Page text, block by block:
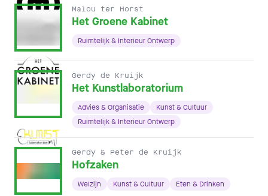
Malou ter Horst
Het Groene Kabinet
Ruimtelijk & Interieur Ontwerp
Gerdy de Kruijk
Het Kunstlaboratorium
Advies & Organisatie
Kunst & Cultuur
Ruimtelijk & Interieur Ontwerp
Gerdy & Peter de Kruijk
Hofzaken
Welzijn Kunst & Cultuur Eten & Drinken